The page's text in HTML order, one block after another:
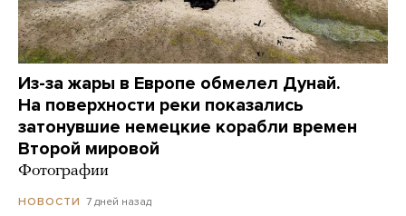
Из-за жары в Европе обмелел Дунай.
На поверхности реки показались
затонувшие немецкие корабли времен
Второй мировой
Фотографии
НОВОСТИ 7 дней назад